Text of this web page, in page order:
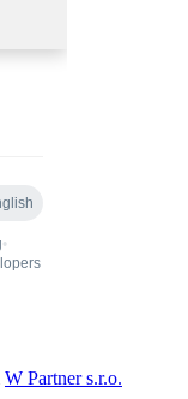
W Partner s.r.o.